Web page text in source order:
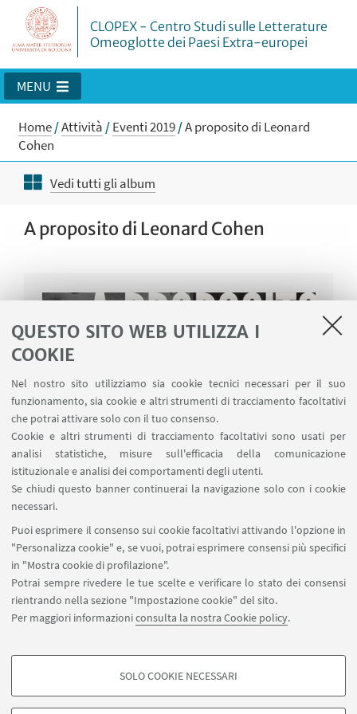
QUESTO SITO WEB UTILIZZA I
COOKIE
Nel nostro sito utilizziamo sia cookie tecnici necessari per il suo
funzionamento, sia cookie e altri strumenti di tracciamento facoltativi
che potrai attivare solo con il tuo consenso.
Cookie e altri strumenti di tracciamento facoltativi sono usati per
analisi statistiche, misure sull'efficacia della comunicazione
istituzionale e analisi dei comportamenti degli utenti.
Se chiudi questo banner continuerai la navigazione solo con i cookie
necessari.
Puoi esprimere il consenso sui cookie facoltativi attivando l'opzione in
"Personalizza cookie" e, se vuoi, potrai esprimere consensi più specifici
in "Mostra cookie di profilazione".
Potrai sempre rivedere le tue scelte e verificare lo stato dei consensi
rientrando nella sezione "Impostazione cookie" del sito.
Per maggiori informazioniconsulta la nostra Cookie policy.
COOKIE DI PROFILAZIONE - FACOLTATIVI
SOLO COOKIE NECESSARI
CLOPEX - Centro Studi sulle Letterature
Omeoglotte dei Paesi Extra-europei
MENU
Home/Attività /Eventi 2019/A proposito di Leonard
Cohen
Vedi tutti gli album
A proposito di Leonard Cohen